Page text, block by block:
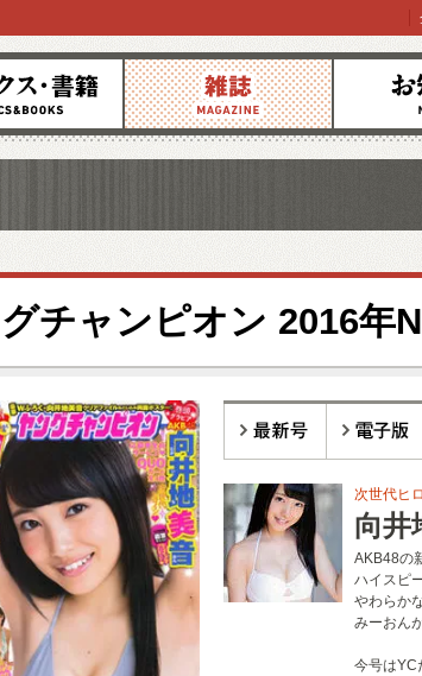
雑誌 お知らせ
チャンピオン 2016年
次世代ヒ
向井
AKB48の
ハイスピ
やわらか
みーおん
今号はYC